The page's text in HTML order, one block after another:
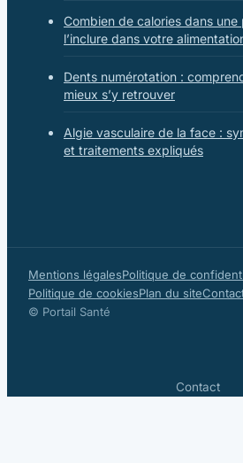
Combien de calories dans
l’inclure dans votre
Dents numérotation :
mieux s’y retrouver
Algie vasculaire de la face :
et traitements expliqués
Mentions légalesPolitique de
Politique de cookiesPlan du site
© Portail Santé
Contact